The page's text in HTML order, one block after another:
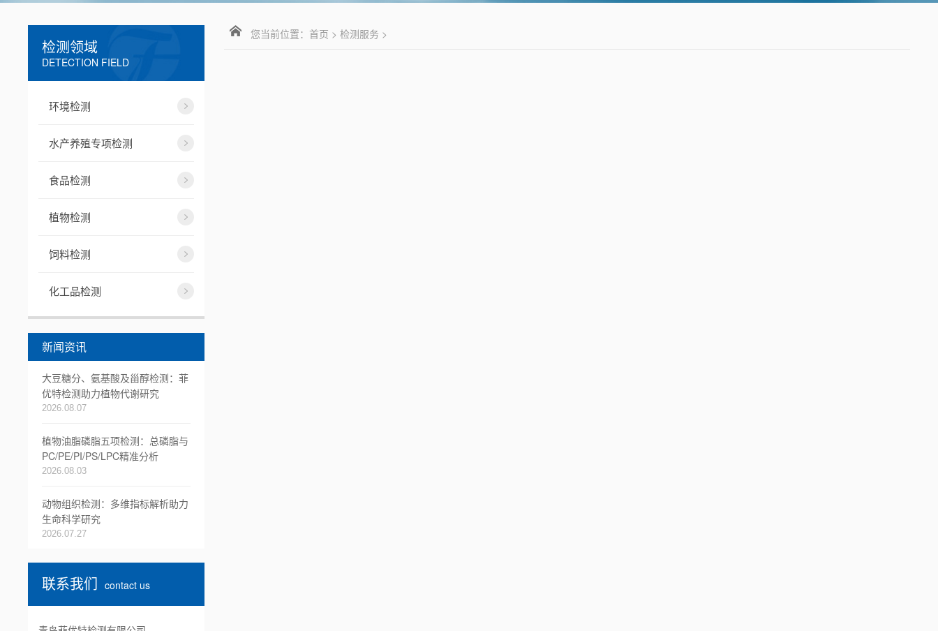
检测领域
DETECTION FIELD
环境检测
水产养殖专项检测
食品检测
植物检测
饲料检测
化工品检测
新闻资讯
大豆糖分、氨基酸及甾醇检测：菲
优特检测助力植物代谢研究
2026.08.07
植物油脂磷脂五项检测：总磷脂与
PC/PE/PI/PS/LPC精准分析
2026.08.03
动物组织检测：多维指标解析助力
生命科学研究
2026.07.27
联系我们 contact us
您当前位置： 首页 > 检测服务 >